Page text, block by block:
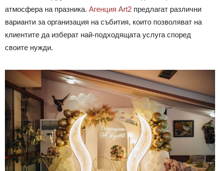
атмосфера на празника. Агенция Art2 предлагат различни
варианти за организация на събития, които позволяват на
клиентите да изберат най-подходящата услуга според
своите нужди.